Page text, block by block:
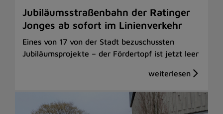
Jubiläumsstraßenbahn der Ratinger
Jonges ab sofort im Linienverkehr
Eines von 17 von der Stadt bezuschussten
Jubiläumsprojekte – der Fördertopf ist jetzt leer